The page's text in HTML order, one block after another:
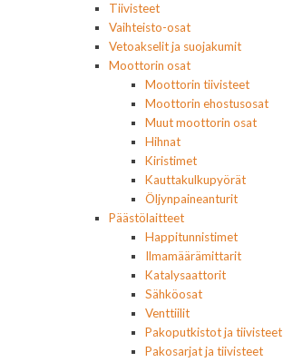
Tiivisteet
Vaihteisto-osat
Vetoakselit ja suojakumit
Moottorin osat
Moottorin tiivisteet
Moottorin ehostusosat
Muut moottorin osat
Hihnat
Kiristimet
Kauttakulkupyörät
Öljynpaineanturit
Päästölaitteet
Happitunnistimet
Ilmamäärämittarit
Katalysaattorit
Sähköosat
Venttiilit
Pakoputkistot ja tiivisteet
Pakosarjat ja tiivisteet